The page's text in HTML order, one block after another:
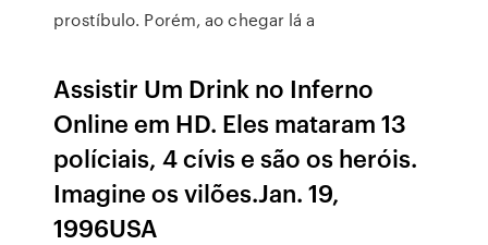
prostíbulo. Porém, ao chegar lá a
Assistir Um Drink no Inferno
Online em HD. Eles mataram 13
políciais, 4 cívis e são os heróis.
Imagine os vilões.Jan. 19,
1996USA